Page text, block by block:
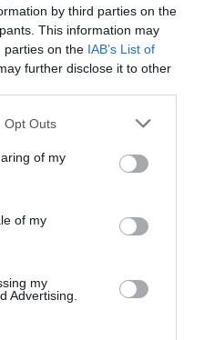
by third parties on the
This information may
parties on the IAB’s List of
further disclose it to other
uses one or more Google
behaviour. You may click to
and its third-party tags to
purposes in below Google
Opt Outs
of my
of my
my
Advertising.